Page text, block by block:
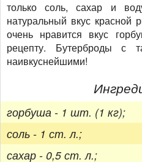
только соль, сахар и
натуральный вкус
очень нравится вкус
рецепту. Бутерброды с
наивкуснейшими!
горбуша - 1 шт. (1 кг);
соль - 1 ст. л.;
сахар - 0,5 ст. л.;